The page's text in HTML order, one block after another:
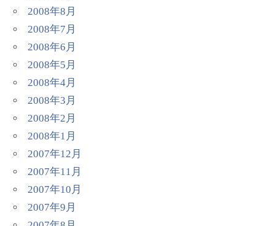
2008年8月
2008年7月
2008年6月
2008年5月
2008年4月
2008年3月
2008年2月
2008年1月
2007年12月
2007年11月
2007年10月
2007年9月